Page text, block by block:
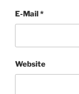
E-Mail*
Website